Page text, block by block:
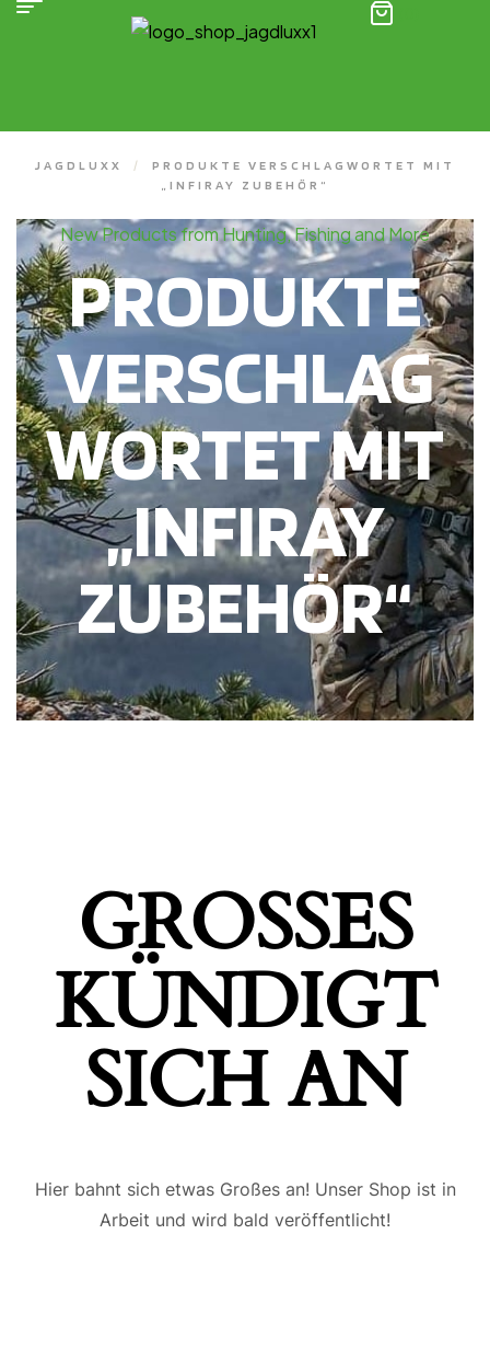
JAGDLUXX /
PRODUKTE VERSCHLAGWORTET MIT
„INFIRAY ZUBEHÖR“
New Products from Hunting, Fishing and More
PRODUKTE
VERSCHLAG
WORTET MIT
„INFIRAY
ZUBEHÖR“
GROSSES K
ÜNDIGT S
ICH AN
Hier bahnt sich etwas Großes an! Unser Shop ist in
Arbeit und wird bald veröffentlicht!